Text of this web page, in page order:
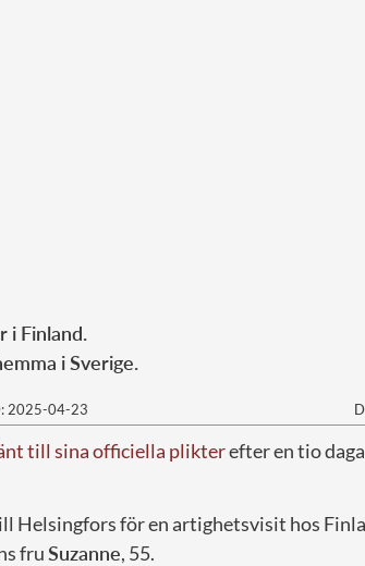
i Finland.
i Sverige.
2025-04-23
till sina officiella plikterefter en tio
Helsingfors för en artighetsvisit hos
fruSuzanne, 55.